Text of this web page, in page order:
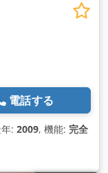
電話する
: 2009, 機能: 完全